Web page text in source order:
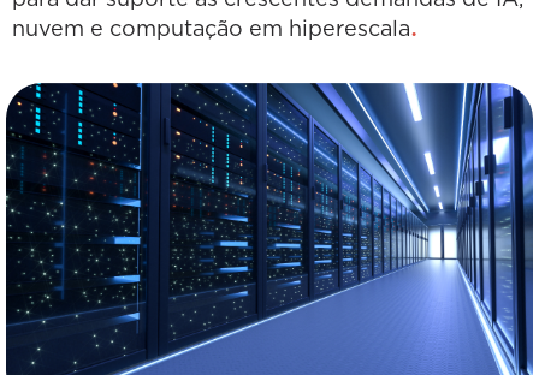
nuvem e computação em hiperescala.